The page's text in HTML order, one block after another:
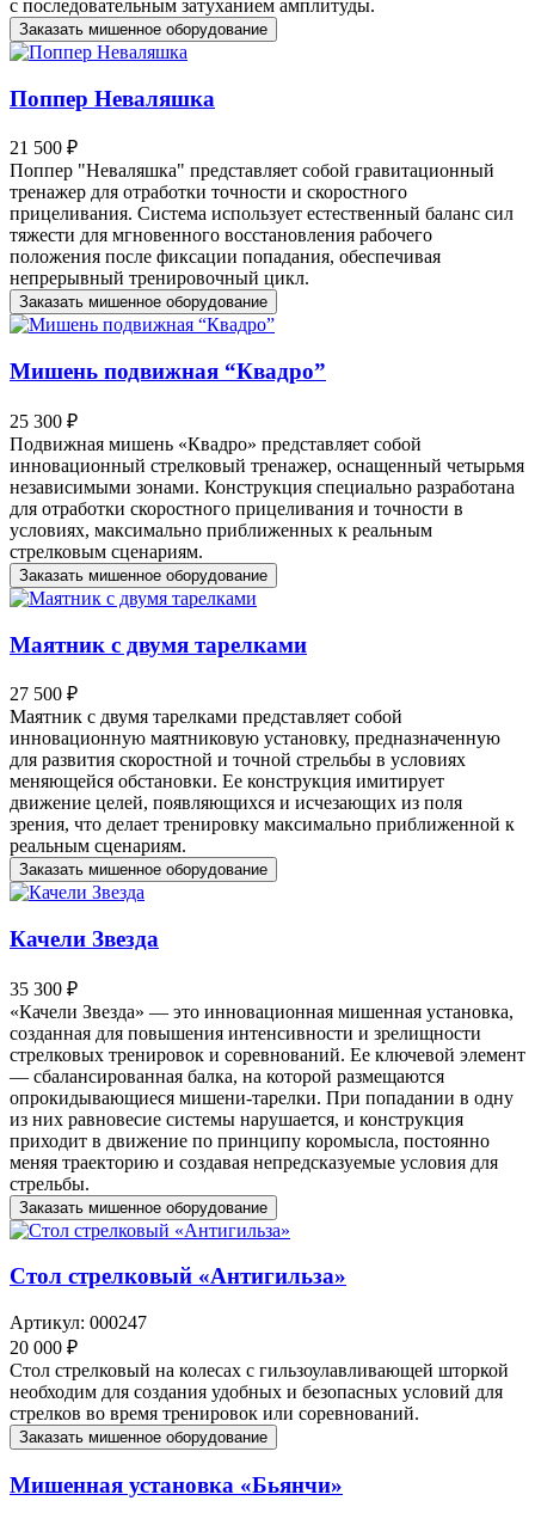
с последовательным затуханием амплитуды.
Заказать мишенное оборудование
Поппер Неваляшка
21 500 ₽
Поппер "Неваляшка" представляет собой гравитационный
тренажер для отработки точности и скоростного
прицеливания. Система использует естественный баланс сил
тяжести для мгновенного восстановления рабочего
положения после фиксации попадания, обеспечивая
непрерывный тренировочный цикл.
Заказать мишенное оборудование
Мишень подвижная “Квадро”
25 300 ₽
Подвижная мишень «Квадро» представляет собой
инновационный стрелковый тренажер, оснащенный четырьмя
независимыми зонами. Конструкция специально разработана
для отработки скоростного прицеливания и точности в
условиях, максимально приближенных к реальным
стрелковым сценариям.
Заказать мишенное оборудование
Маятник с двумя тарелками
27 500 ₽
Маятник с двумя тарелками представляет собой
инновационную маятниковую установку, предназначенную
для развития скоростной и точной стрельбы в условиях
меняющейся обстановки. Ее конструкция имитирует
движение целей, появляющихся и исчезающих из поля
зрения, что делает тренировку максимально приближенной к
реальным сценариям.
Заказать мишенное оборудование
Качели Звезда
35 300 ₽
«Качели Звезда» — это инновационная мишенная установка,
созданная для повышения интенсивности и зрелищности
стрелковых тренировок и соревнований. Ее ключевой элемент
— сбалансированная балка, на которой размещаются
опрокидывающиеся мишени-тарелки. При попадании в одну
из них равновесие системы нарушается, и конструкция
приходит в движение по принципу коромысла, постоянно
меняя траекторию и создавая непредсказуемые условия для
стрельбы.
Заказать мишенное оборудование
Стол стрелковый «Антигильза»
Артикул: 000247
20 000 ₽
Стол стрелковый на колесах с гильзоулавливающей шторкой
необходим для создания удобных и безопасных условий для
стрелков во время тренировок или соревнований.
Заказать мишенное оборудование
Мишенная установка «Бьянчи»